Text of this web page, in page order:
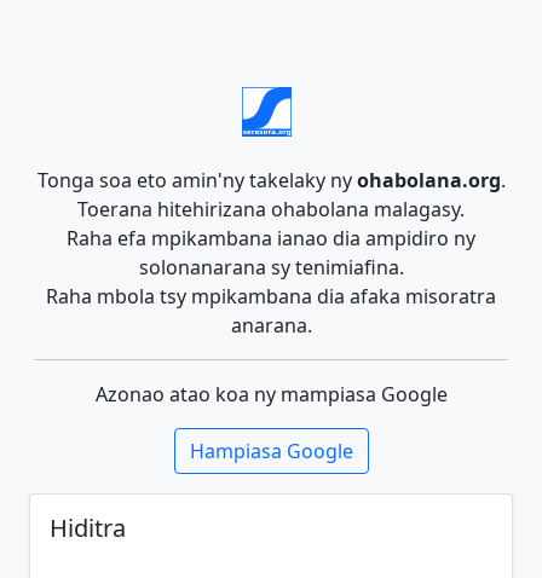
Tonga soa eto amin'ny takelaky nyohabolana.org.
Toerana hitehirizana ohabolana malagasy.
Raha efa mpikambana ianao dia ampidiro ny
solonanarana sy tenimiafina.
Raha mbola tsy mpikambana dia afaka misoratra
anarana.
Azonao atao koa ny mampiasa Google
Hampiasa Google
Hiditra